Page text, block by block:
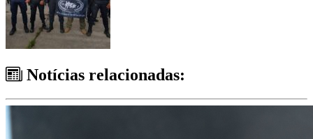
Notícias relacionadas: